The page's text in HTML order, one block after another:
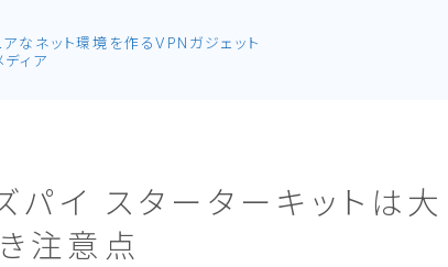
アなネット環境を作るVPNガジェット
ィア
パイ スターターキットは大
注意点